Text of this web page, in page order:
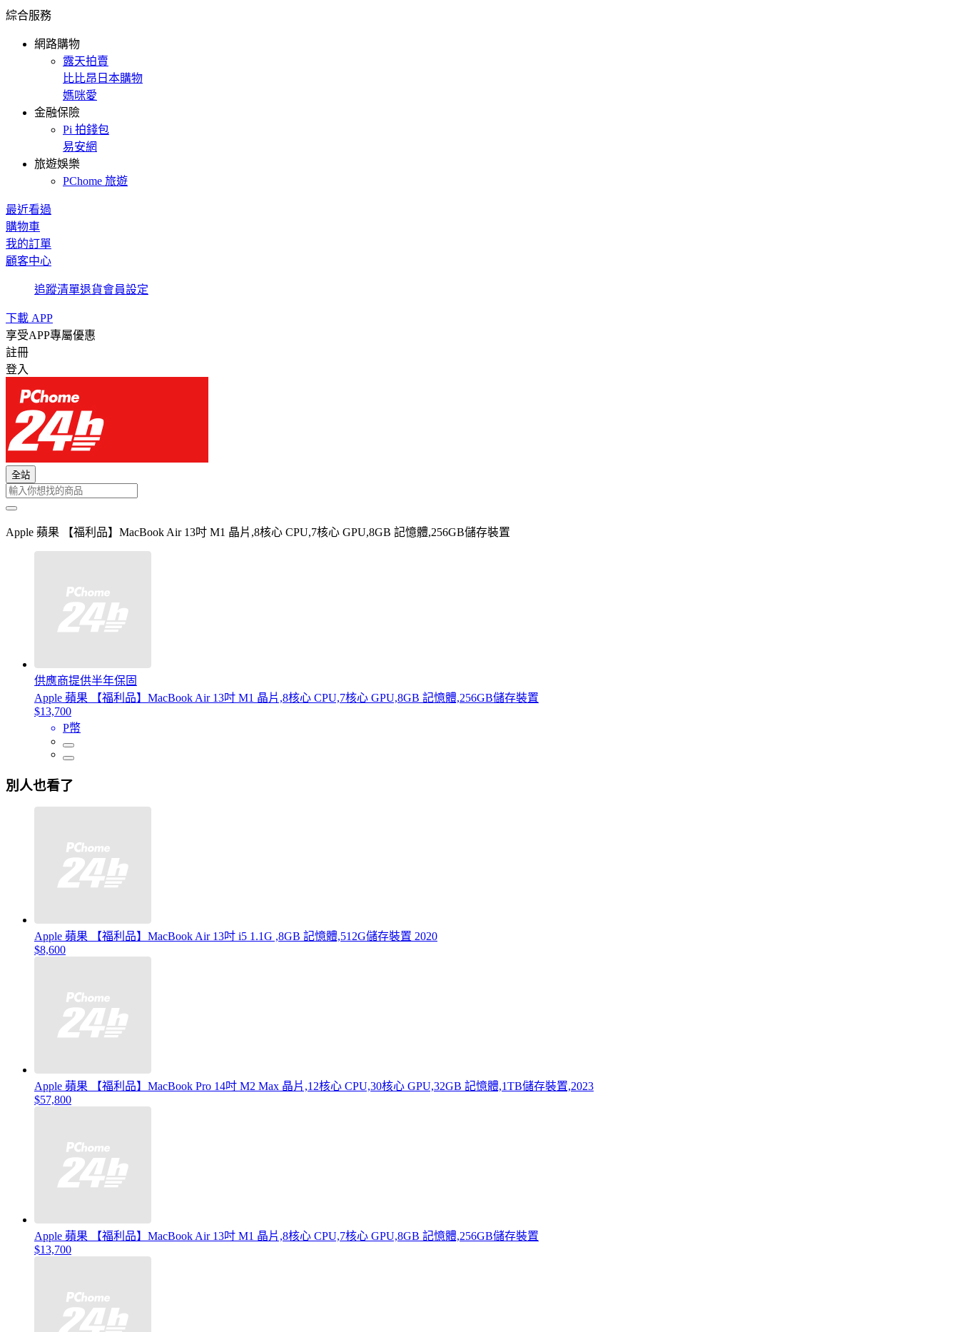
綜合服務
網路購物
露天拍賣
比比昂日本購物
媽咪愛
金融保險
Pi 拍錢包
易安網
旅遊娛樂
PChome 旅遊
最近看過
購物車
我的訂單
顧客中心
追蹤清單退貨會員設定
下載 APP
享受APP專屬優惠
註冊
登入
全站
Apple 蘋果 【福利品】MacBook Air 13吋 M1 晶片,8核心 CPU,7核心 GPU,8GB 記憶體,256GB儲存裝置
供應商提供半年保固
Apple 蘋果 【福利品】MacBook Air 13吋 M1 晶片,8核心 CPU,7核心 GPU,8GB 記憶體,256GB儲存裝置
$13,700
P幣
別人也看了
Apple 蘋果 【福利品】MacBook Air 13吋 i5 1.1G ,8GB 記憶體,512G儲存裝置 2020
$8,600
Apple 蘋果 【福利品】MacBook Pro 14吋 M2 Max 晶片,12核心 CPU,30核心 GPU,32GB 記憶體,1TB儲存裝置,2023
$57,800
Apple 蘋果 【福利品】MacBook Air 13吋 M1 晶片,8核心 CPU,7核心 GPU,8GB 記憶體,256GB儲存裝置
$13,700